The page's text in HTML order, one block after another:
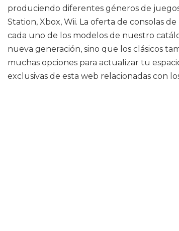
produciendo diferentes géneros de
Station, Xbox, Wii. La oferta de consolas
cada uno de los modelos de nuestro
nueva generación, sino que los clásicos
muchas opciones para actualizar tu
exclusivas de esta web relacionadas con